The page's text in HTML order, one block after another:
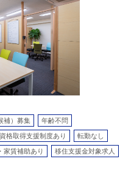
補）募集 年齢不問
資格取得支援制度あり 転勤なし
家賃補助あり 移住支援金対象求人